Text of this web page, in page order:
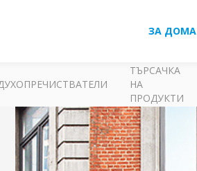
ЗА ДОМА
ТЪРСАЧКА
НА
ПРОДУКТИ